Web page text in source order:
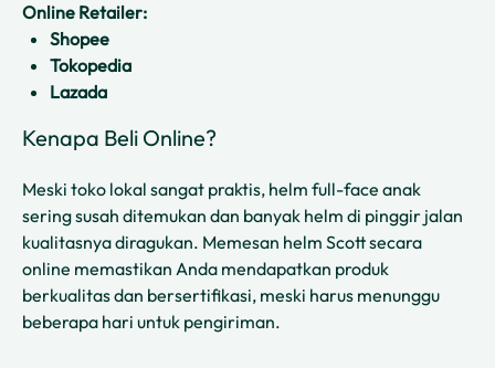
Online Retailer:
Shopee
Tokopedia
Lazada
Kenapa Beli Online?
Meski toko lokal sangat praktis, helm full-face anak
sering susah ditemukan dan banyak helm di pinggir jalan
kualitasnya diragukan. Memesan helm Scott secara
online memastikan Anda mendapatkan produk
berkualitas dan bersertifikasi, meski harus menunggu
beberapa hari untuk pengiriman.